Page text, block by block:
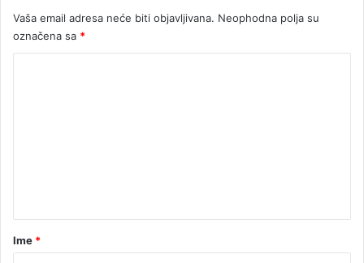
r
e
s
a
Vaša email adresa neće biti objavljivana. Neophodna polja su
označena sa *
rIme *